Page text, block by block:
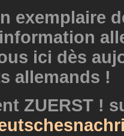
exemplaire
ici dès
allemands !
ZUERST !